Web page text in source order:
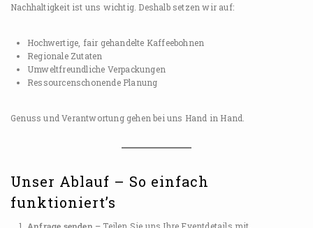
Nachhaltigkeit ist uns wichtig. Deshalb setzen wir auf:
Hochwertige, fair gehandelte Kaffeebohnen
Regionale Zutaten
Umweltfreundliche Verpackungen
Ressourcenschonende Planung
Genuss und Verantwortung gehen bei uns Hand in Hand.
Unser Ablauf – So einfach
funktioniert’s
Anfrage senden – Teilen Sie uns Ihre Eventdetails mit.